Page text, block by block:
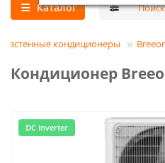
Каталог
Настенные кондиционеры
Кондиционер
DC Inverter